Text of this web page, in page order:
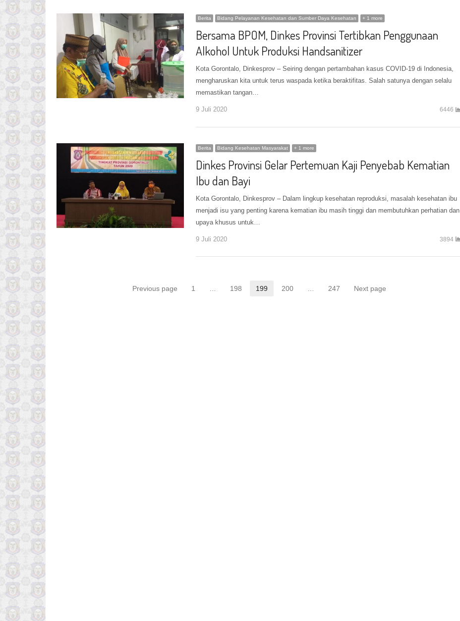
Berita Bidang Pelayanan Kesehatan dan Sumber Daya Kesehatan + 1 more
Bersama BPOM, Dinkes Provinsi Tertibkan Penggunaan
Alkohol Untuk Produksi Handsanitizer
Kota Gorontalo, Dinkesprov – Seiring dengan pertambahan kasus COVID-19 di Indonesia,
mengharuskan kita untuk terus waspada ketika beraktifitas. Salah satunya dengan selalu
memastikan tangan…
9 Juli 2020 6446
Berita Bidang Kesehatan Masyarakat + 1 more
Dinkes Provinsi Gelar Pertemuan Kaji Penyebab Kematian
Ibu dan Bayi
Kota Gorontalo, Dinkesprov – Dalam lingkup kesehatan reproduksi, masalah kesehatan ibu
menjadi isu yang penting karena kematian ibu masih tinggi dan membutuhkan perhatian dan
upaya khusus untuk…
9 Juli 2020 3894
Previous page Page
1 … Page
198 Page
199 Page
200 … Page
247 Next page